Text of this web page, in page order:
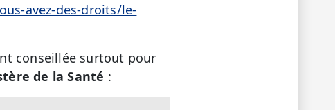
avez-des-droits/le-
conseillée surtout pour
de la Santé :